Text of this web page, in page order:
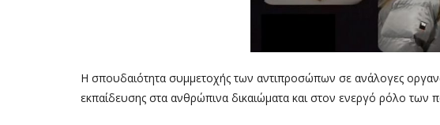
Η σπουδαιότητα συμμετοχής των αντιπροσώπων σε ανάλογες
εκπαίδευσης στα ανθρώπινα δικαιώματα και στον ενεργό ρόλο των